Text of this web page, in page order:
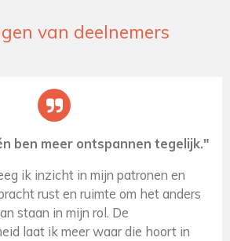
van deelnemers
ben meer ontspannen tegelijk."
ik inzicht in mijn patronen en
rust en ruimte om het anders
staan in mijn rol. De
laat ik meer waar die hoort in